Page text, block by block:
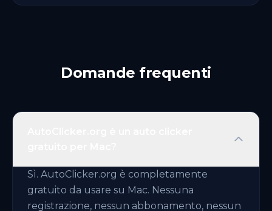
Domande frequenti
Sì. AutoClicker.org è completamente
gratuito da usare su Mac. Nessuna
registrazione, nessun abbonamento, nessun